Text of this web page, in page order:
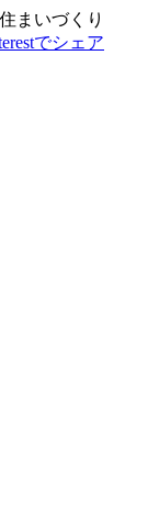
まいづくり